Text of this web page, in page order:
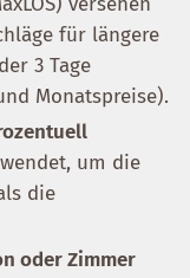
für längere
3 Tage
Monatspreise).
um die
die
oder Zimmer